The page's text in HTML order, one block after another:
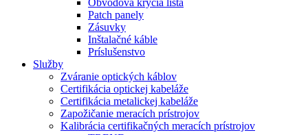
Obvodová krycia lišta
Patch panely
Zásuvky
Inštalačné káble
Príslušenstvo
Služby
Zváranie optických káblov
Certifikácia optickej kabeláže
Certifikácia metalickej kabeláže
Zapožičanie meracích prístrojov
Kalibrácia certifikačných meracích prístrojov